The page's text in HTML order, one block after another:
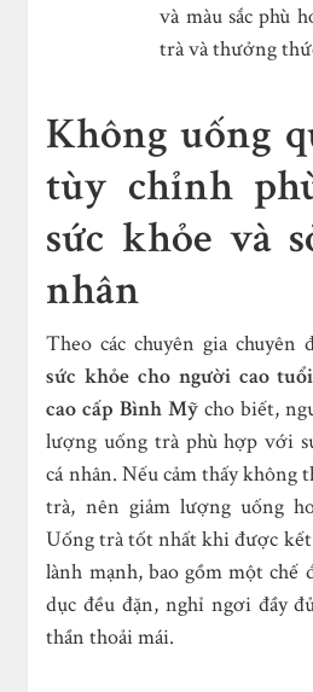
và màu sắc phù
trà và thưởng
Không uống
tùy chỉnh
sức khỏe và
nhân
Theo các chuyên gia
sức khỏe cho người cao tuổi
cao cấp Bình Mỹ cho biết,
lượng uống trà phù hợp với
cá nhân. Nếu cảm thấy không
trà, nên giảm lượng uống
Uống trà tốt nhất khi được
lành mạnh, bao gồm một chế
dục đều đặn, nghỉ ngơi đầy
thần thoải mái.